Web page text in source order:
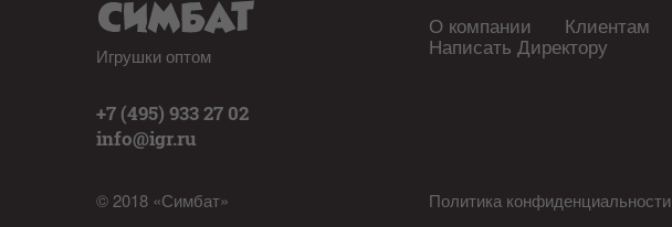
Игрушки оптом
+7 (495) 933 27 02
info@igr.ru
© 2018 «Симбат»
О компании Клиентам
Написать Директору
Политика конфиденциальности